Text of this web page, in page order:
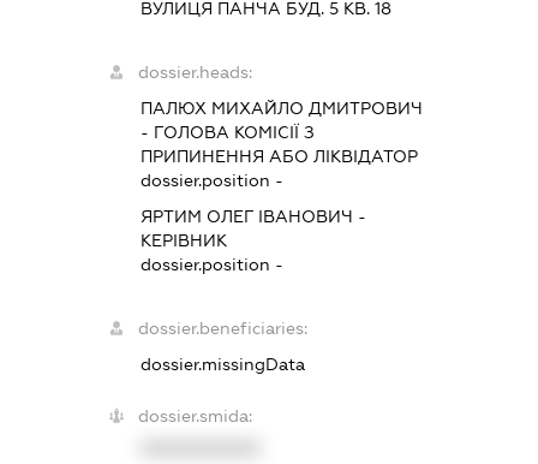
ВУЛИЦЯ ПАНЧА БУД. 5 КВ. 18
dossier.heads:
ПАЛЮХ МИХАЙЛО ДМИТРОВИЧ
- ГОЛОВА КОМІСІЇ З
ПРИПИНЕННЯ АБО ЛІКВІДАТОР
dossier.position -
ЯРТИМ ОЛЕГ ІВАНОВИЧ -
КЕРІВНИК
dossier.position -
dossier.beneficiaries:
dossier.missingData
dossier.smida: